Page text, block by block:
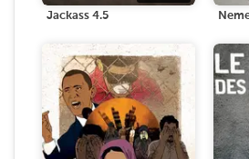
Jackass 4.5